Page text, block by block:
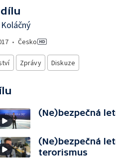
• Česko
Zprávy Diskuze
(Ne)bezpečná
(Ne)bezpečná
terorismus